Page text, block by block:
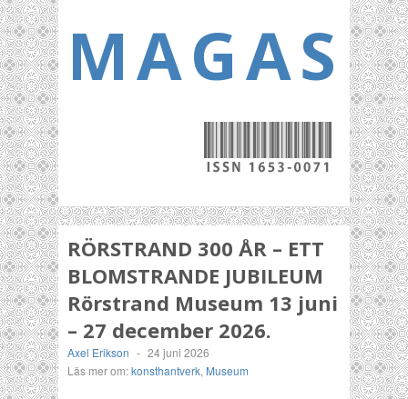
RÖRSTRAND 300 ÅR – ETT
BLOMSTRANDE JUBILEUM
Rörstrand Museum 13 juni
– 27 december 2026.
Axel Erikson - 24 juni 2026
Läs mer om:konsthantverk, Museum